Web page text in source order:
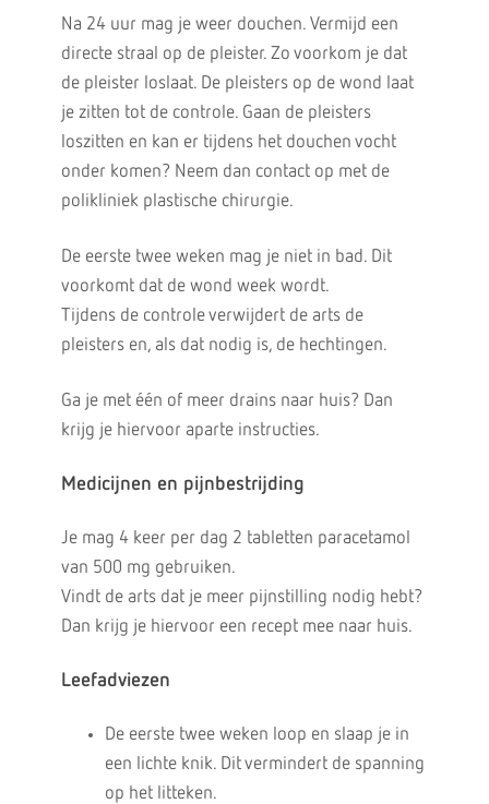
Na 24 uur mag je weer douchen. Vermijd een
directe straal op de pleister. Zo voorkom je dat
de pleister loslaat. De pleisters op de wond laat
je zitten tot de controle. Gaan de pleisters
loszitten en kan er tijdens het douchen vocht
onder komen? Neem dan contact op met de
polikliniek plastische chirurgie.
De eerste twee weken mag je niet in bad. Dit
voorkomt dat de wond week wordt.
Tijdens de controle verwijdert de arts de
pleisters en, als dat nodig is, de hechtingen.
Ga je met één of meer drains naar huis? Dan
krijg je hiervoor aparte instructies.
Medicijnen en pijnbestrijding
Je mag 4 keer per dag 2 tabletten paracetamol
van 500 mg gebruiken.
Vindt de arts dat je meer pijnstilling nodig hebt?
Dan krijg je hiervoor een recept mee naar huis.
Leefadviezen
De eerste twee weken loop en slaap je in
een lichte knik. Dit vermindert de spanning
op het litteken.